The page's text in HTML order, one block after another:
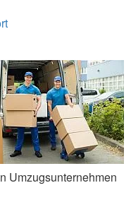
Umzugsunternehmen